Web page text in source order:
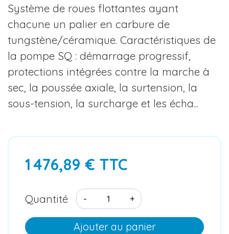
Système de roues flottantes ayant
chacune un palier en carbure de
tungstène/céramique. Caractéristiques de
la pompe SQ : démarrage progressif,
protections intégrées contre la marche à
sec, la poussée axiale, la surtension, la
sous-tension, la surcharge et les écha...
1 476,89 € TTC
Quantité - +
Ajouter au panier